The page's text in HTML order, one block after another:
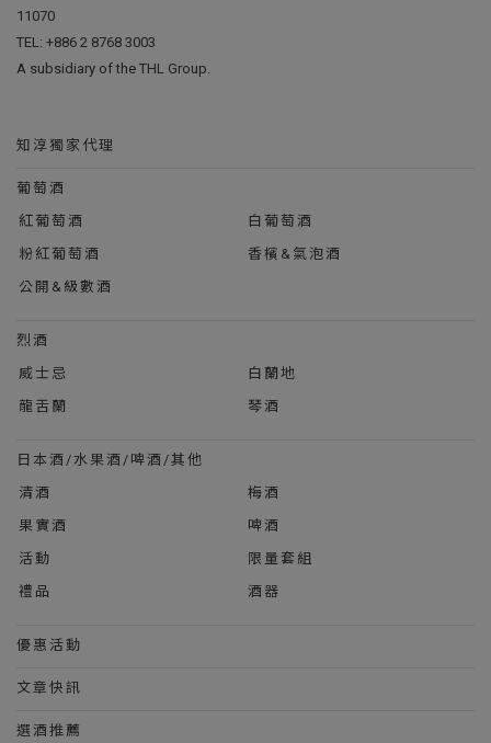
11070
TEL: +886 2 8768 3003
A subsidiary of the THL Group.
知淳獨家代理
葡萄酒
紅葡萄酒
白葡萄酒
粉紅葡萄酒
香檳&氣泡酒
公開&級數酒
烈酒
威士忌
白蘭地
龍舌蘭
琴酒
日本酒/水果酒/啤酒/其他
清酒
梅酒
果實酒
啤酒
活動
限量套組
禮品
酒器
優惠活動
文章快訊
選酒推薦